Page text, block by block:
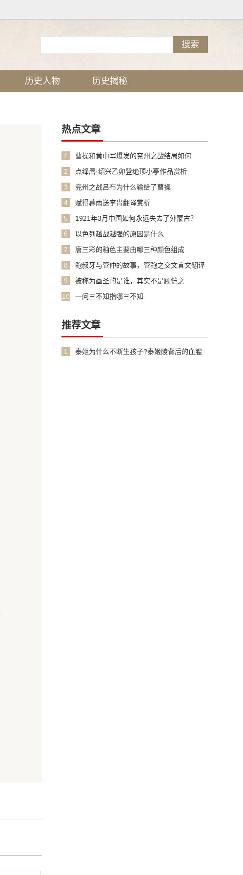
历史人物 历史揭秘
热点文章
1
曹操和黄巾军爆发的兖州之战结局如何
2
点绛唇·绍兴乙卯登绝顶小亭作品赏析
3
兖州之战吕布为什么输给了曹操
4
赋得暮雨送李胄翻译赏析
5
1921年3月中国如何永远失去了外蒙古？
6
以色列越战越强的原因是什么
7
唐三彩的釉色主要由哪三种颜色组成
8
鲍叔牙与管仲的故事，管鲍之交文言文翻译
9
被称为画圣的是谁，其实不是顾恺之
10
一问三不知指哪三不知
推荐文章
1
泰姬为什么不断生孩子?泰姬陵背后的血腥